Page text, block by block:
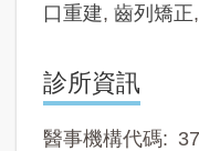
口重建, 齒列矯正,
診所資訊
醫事機構代碼